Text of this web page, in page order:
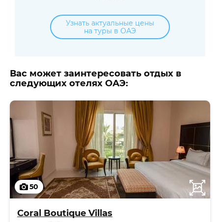
Узнать актуальные цены
на туры в ОАЭ
Вас может заинтересовать отдых в
следующих отелях ОАЭ:
50
Coral Boutique Villas